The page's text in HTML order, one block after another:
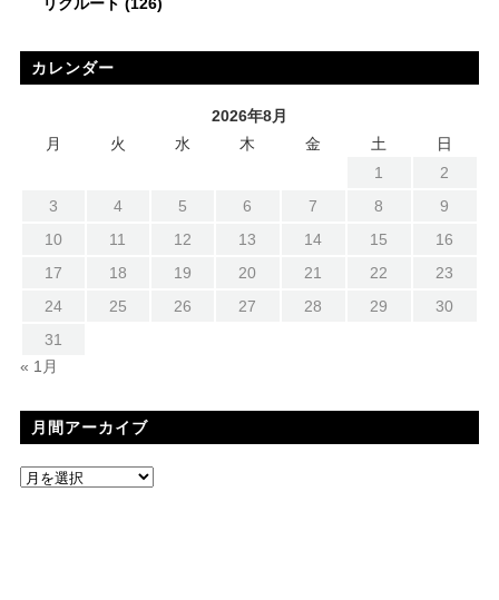
カレンダー
2026年8月
月
火 水 木 金 土
日
1
2
3
4 5 6 7 8
9
10
11 12 13 14 15
16
17
18 19 20 21 22
23
24
25 26 27 28 29
30
31
« 1月
月間アーカイブ